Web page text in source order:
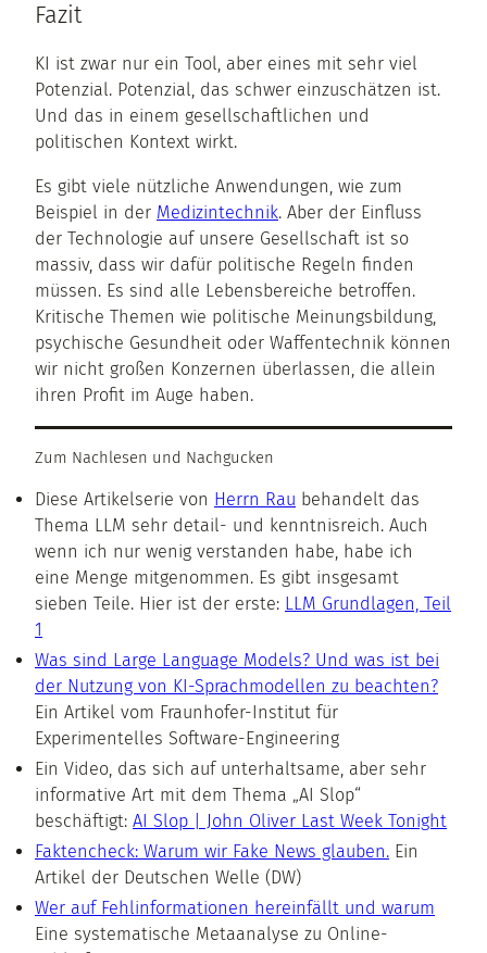
Fazit
KI ist zwar nur ein Tool, aber eines mit sehr viel
Potenzial. Potenzial, das schwer einzuschätzen ist.
Und das in einem gesellschaftlichen und
politischen Kontext wirkt.
Es gibt viele nützliche Anwendungen, wie zum
Beispiel in der Medizintechnik. Aber der Einfluss
der Technologie auf unsere Gesellschaft ist so
massiv, dass wir dafür politische Regeln finden
müssen. Es sind alle Lebensbereiche betroffen.
Kritische Themen wie politische Meinungsbildung,
psychische Gesundheit oder Waffentechnik können
wir nicht großen Konzernen überlassen, die allein
ihren Profit im Auge haben.
Zum Nachlesen und Nachgucken
Diese Artikelserie von Herrn Rau behandelt das
Thema LLM sehr detail- und kenntnisreich. Auch
wenn ich nur wenig verstanden habe, habe ich
eine Menge mitgenommen. Es gibt insgesamt
sieben Teile. Hier ist der erste: LLM Grundlagen, Teil
1
Was sind Large Language Models? Und was ist bei
der Nutzung von KI-Sprachmodellen zu beachten?
Ein Artikel vom Fraunhofer-Institut für
Experimentelles Software-Engineering
Ein Video, das sich auf unterhaltsame, aber sehr
informative Art mit dem Thema „AI Slop“
beschäftigt: AI Slop | John Oliver Last Week Tonight
Faktencheck: Warum wir Fake News glauben. Ein
Artikel der Deutschen Welle (DW)
Wer auf Fehlinformationen hereinfällt und warum
Eine systematische Metaanalyse zu Online-